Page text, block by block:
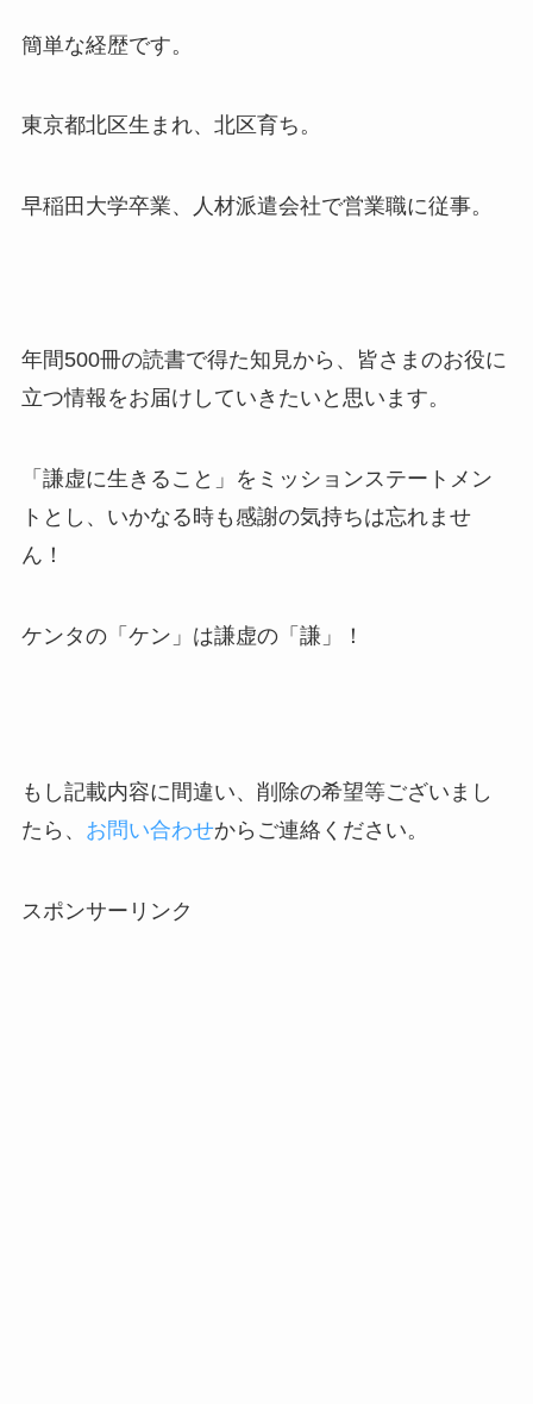
簡単な経歴です。
東京都北区生まれ、北区育ち。
早稲田大学卒業、人材派遣会社で営業職に従事。
年間500冊の読書で得た知見から、皆さまのお役に
立つ情報をお届けしていきたいと思います。
「謙虚に生きること」をミッションステートメン
トとし、いかなる時も感謝の気持ちは忘れませ
ん！
ケンタの「ケン」は謙虚の「謙」！
もし記載内容に間違い、削除の希望等ございまし
たら、 お問い合わせからご連絡ください。
スポンサーリンク